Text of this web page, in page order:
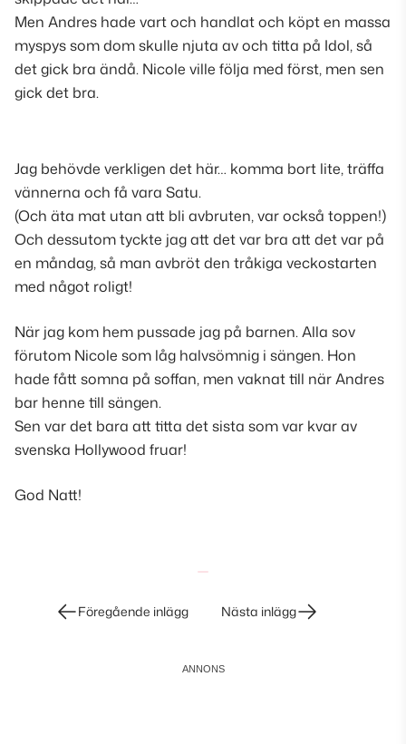
Men Andres hade vart och handlat och köpt en massa
myspys som dom skulle njuta av och titta på Idol, så
det gick bra ändå. Nicole ville följa med först, men sen
gick det bra.
Jag behövde verkligen det här… komma bort lite, träffa
vännerna och få vara Satu.
(Och äta mat utan att bli avbruten, var också toppen!)
Och dessutom tyckte jag att det var bra att det var på
en måndag, så man avbröt den tråkiga veckostarten
med något roligt!
När jag kom hem pussade jag på barnen. Alla sov
förutom Nicole som låg halvsömnig i sängen. Hon
hade fått somna på soffan, men vaknat till när Andres
bar henne till sängen.
Sen var det bara att titta det sista som var kvar av
svenska Hollywood fruar!
God Natt!
InläggsnavigeringFöregående inlägg Nästa inlägg